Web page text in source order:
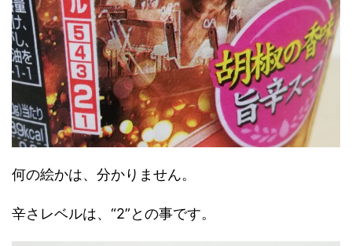
何の絵かは、分かりません。
辛さレベルは、“2”との事です。